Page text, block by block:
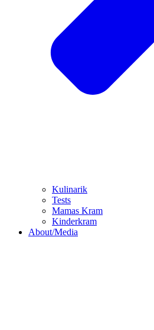
Kulinarik
Tests
Mamas Kram
Kinderkram
About/Media